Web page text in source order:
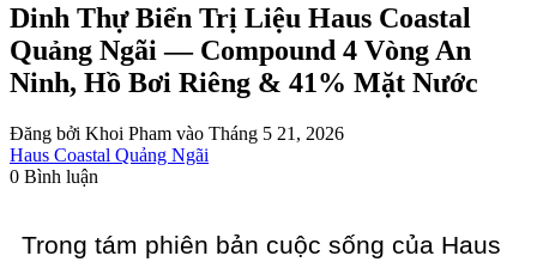
Dinh Thự Biển Trị Liệu Haus Coastal
Quảng Ngãi — Compound 4 Vòng An
Ninh, Hồ Bơi Riêng & 41% Mặt Nước
Đăng bởi Khoi Pham vào Tháng 5 21, 2026
Haus Coastal Quảng Ngãi
0 Bình luận
Trong tám phiên bản cuộc sống của Haus